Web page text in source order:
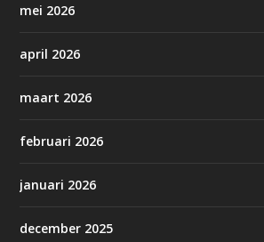
mei 2026
april 2026
maart 2026
februari 2026
januari 2026
december 2025